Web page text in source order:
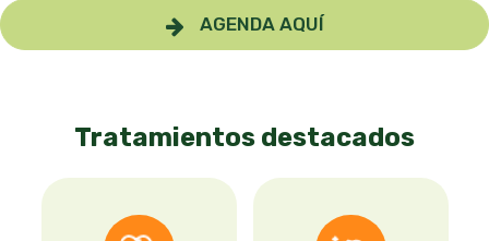
AGENDA AQUÍ
Tratamientos destacados